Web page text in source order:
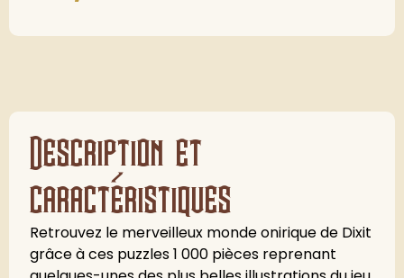
Description et
caractéristiques
Retrouvez le merveilleux monde onirique de Dixit
grâce à ces puzzles 1 000 pièces reprenant